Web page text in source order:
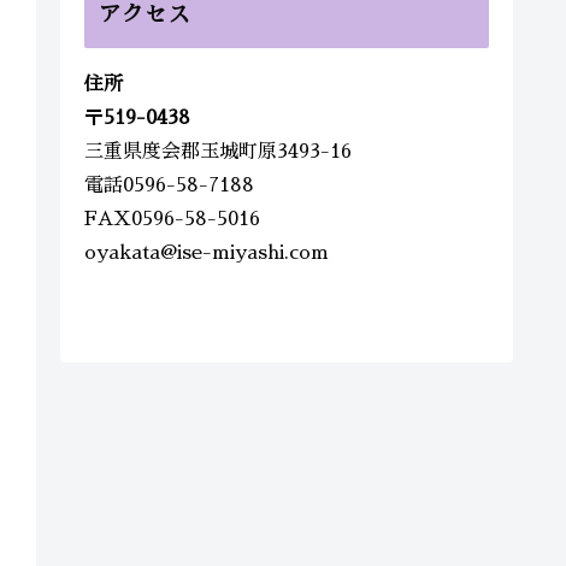
アクセス
住所
〒519-0438
三重県度会郡玉城町原3493-16
電話0596-58-7188
FAX0596-58-5016
oyakata@ise-miyashi.com